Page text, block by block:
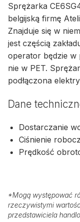
Sprężarka
belgijską firmę
Znajduje się w
jest częścią
operator będzie w
nie w PET.
podłączona
Dane
Dostarczanie
Ciśnienie
Prędkość
*Mogą występować
rzeczywistymi
przedstawiciela